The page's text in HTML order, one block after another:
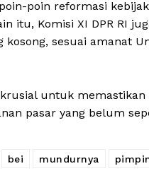
poin reformasi
itu, Komisi XI DPR RI
kosong, sesuai amanat
untuk
pasar yang belum
bei mundurnya